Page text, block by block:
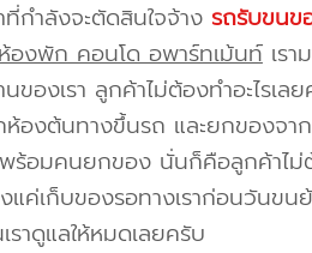
กำลังจะตัดสินใจจ้าง รถรับขนข
งพัก คอนโด อพาร์ทเม้นท์เรา
ของเรา ลูกค้าไม่ต้องทำอะไรเ
องต้นทางขึ้นรถ และยกของจา
พร้อมคนยกของ นั่นก็คือลูกค้าไ
แค่เก็บของรอทางเราก่อนวันขน
ราดูแลให้หมดเลยครับ